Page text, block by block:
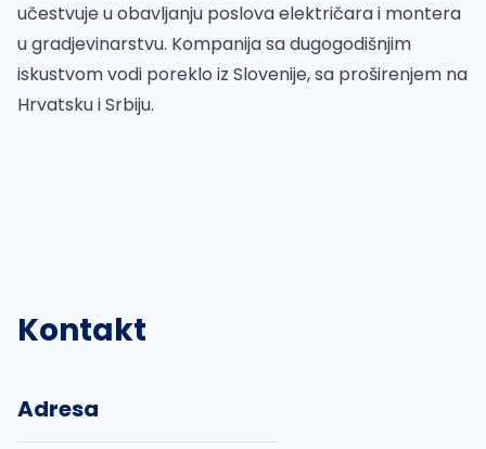
učestvuje u obavljanju poslova električara i montera
u gradjevinarstvu. Kompanija sa dugogodišnjim
iskustvom vodi poreklo iz Slovenije, sa proširenjem na
Hrvatsku i Srbiju.
Kontakt
Adresa